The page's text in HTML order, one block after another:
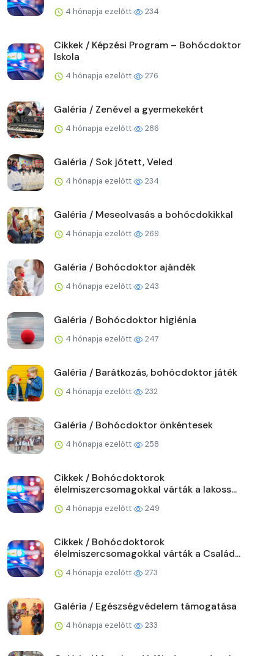
4 hónapja ezelőtt 234
Cikkek / Képzési Program – Bohócdoktor
Iskola
4 hónapja ezelőtt 276
Galéria / Zenével a gyermekekért
4 hónapja ezelőtt 286
Galéria / Sok jótett, Veled
4 hónapja ezelőtt 234
Galéria / Meseolvasás a bohócdokikkal
4 hónapja ezelőtt 269
Galéria / Bohócdoktor ajándék
4 hónapja ezelőtt 243
Galéria / Bohócdoktor higiénia
4 hónapja ezelőtt 247
Galéria / Barátkozás, bohócdoktor játék
4 hónapja ezelőtt 232
Galéria / Bohócdoktor önkéntesek
4 hónapja ezelőtt 258
Cikkek / Bohócdoktorok
élelmiszercsomagokkal várták a lakoss...
4 hónapja ezelőtt 249
Cikkek / Bohócdoktorok
élelmiszercsomagokkal várták a Család...
4 hónapja ezelőtt 273
Galéria / Egészségvédelem támogatása
4 hónapja ezelőtt 233